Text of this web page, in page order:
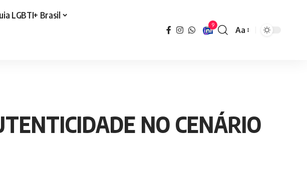
LGBTI+ Brasil
9
Font
Aa
NO CENÁRIO